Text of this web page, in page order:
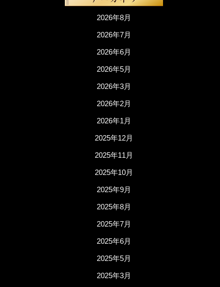
2026年8月
2026年7月
2026年6月
2026年5月
2026年3月
2026年2月
2026年1月
2025年12月
2025年11月
2025年10月
2025年9月
2025年8月
2025年7月
2025年6月
2025年5月
2025年3月